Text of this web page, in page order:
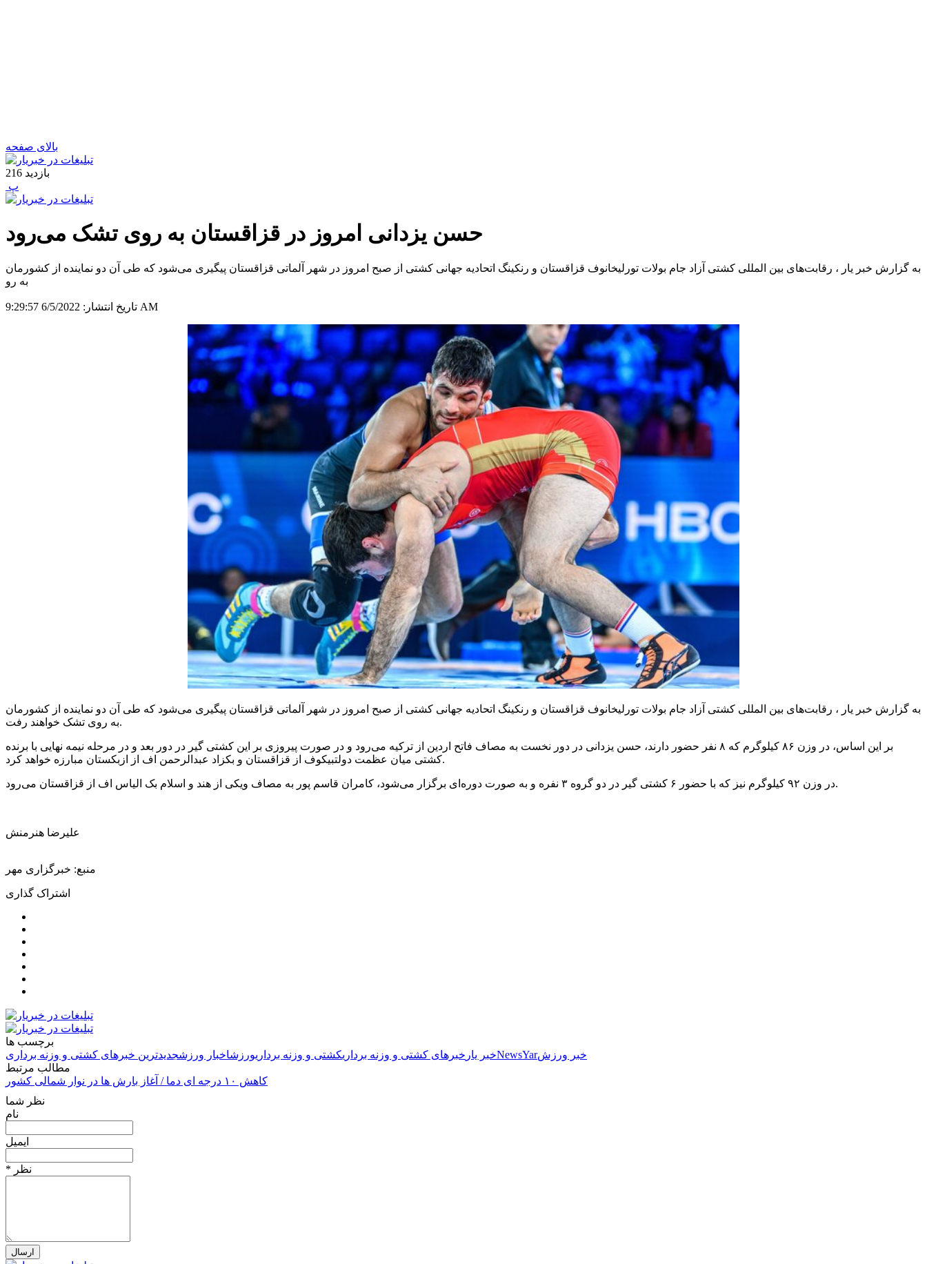
بالای صفحه
216 بازدید
‍ پ
حسن یزدانی امروز در قزاقستان به روی تشک می‌رود
به گزارش خبر یار ، رقابت‌های بین المللی کشتی آزاد جام بولات تورلیخانوف قزاقستان و رنکینگ اتحادیه جهانی کشتی از صبح امروز در شهر آلماتی قزاقستان پیگیری می‌شود که طی آن دو نماینده از کشورمان
به رو
تاریخ انتشار: 6/5/2022 9:29:57 AM
به گزارش خبر یار ، رقابت‌های بین المللی کشتی آزاد جام بولات تورلیخانوف قزاقستان و رنکینگ اتحادیه جهانی کشتی از صبح امروز در شهر آلماتی قزاقستان پیگیری می‌شود که طی آن دو نماینده از کشورمان
به روی تشک خواهند رفت.
بر این اساس، در وزن ۸۶ کیلوگرم که ۸ نفر حضور دارند، حسن یزدانی در دور نخست به مصاف فاتح اردین از ترکیه می‌رود و در صورت پیروزی بر این کشتی گیر در دور بعد و در مرحله نیمه نهایی با برنده
کشتی میان عظمت دولتبیکوف از قزاقستان و بکزاد عبدالرحمن اف از ازبکستان مبارزه خواهد کرد.
در وزن ۹۲ کیلوگرم نیز که با حضور ۶ کشتی گیر در دو گروه ۳ نفره و به صورت دوره‌ای برگزار می‌شود، کامران قاسم پور به مصاف ویکی از هند و اسلام بک الیاس اف از قزاقستان می‌رود.
علیرضا هنرمنش
منبع: خبرگزاری مهر
اشتراک گذاری
برچسب ها
خبر یار خبرهای کشتی و وزنه برداریکشتی و وزنه برداریورزشاخبار ورزشجدیدترین خبرهای کشتی و وزنه برداری NewsYarخبر ورزش
مطالب مرتبط
کاهش ۱۰ درجه ای دما / آغاز بارش ها در نوار شمالی کشور
نظر شما
نام
ایمیل
* نظر